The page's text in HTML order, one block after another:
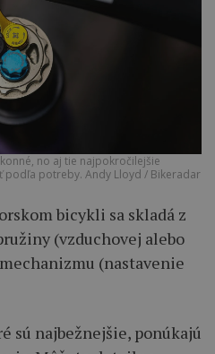
no aj tie najpokročilejšie
potreby. Andy Lloyd / Bikeradar
bicykli sa skladá z
(vzduchovej alebo
(nastavenie
sú najbežnejšie, ponúkajú